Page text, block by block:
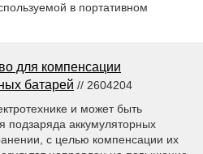
в портативном
для компенсации
батарей // 2604204
и может быть
подзаряда аккумуляторных
с целью компенсации их